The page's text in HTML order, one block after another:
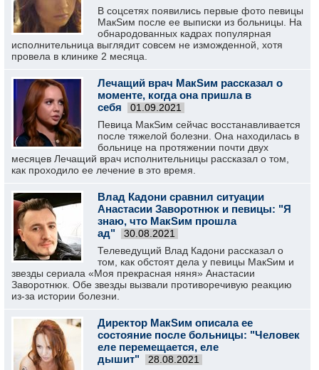
В соцсетях появились первые фото певицы
МакSим после ее выписки из больницы. На
обнародованных кадрах популярная
исполнительница выглядит совсем не изможденной, хотя
провела в клинике 2 месяца.
Лечащий врач МакSим рассказал о
моменте, когда она пришла в
себя
01.09.2021
Певица МакSим сейчас восстанавливается
после тяжелой болезни. Она находилась в
больнице на протяжении почти двух
месяцев Лечащий врач исполнительницы рассказал о том,
как проходило ее лечение в это время.
Влад Кадони сравнил ситуации
Анастасии Заворотнюк и певицы: "Я
знаю, что МакSим прошла
ад"
30.08.2021
Телеведущий Влад Кадони рассказал о
том, как обстоят дела у певицы МакSим и
звезды сериала «Моя прекрасная няня» Анастасии
Заворотнюк. Обе звезды вызвали противоречивую реакцию
из-за истории болезни.
Директор МакSим описала ее
состояние после больницы: "Человек
еле перемещается, еле
дышит"
28.08.2021